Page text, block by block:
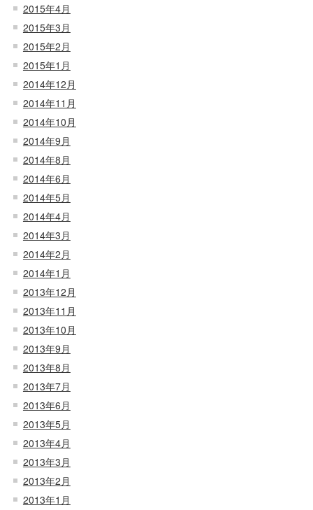
2015年4月
2015年3月
2015年2月
2015年1月
2014年12月
2014年11月
2014年10月
2014年9月
2014年8月
2014年6月
2014年5月
2014年4月
2014年3月
2014年2月
2014年1月
2013年12月
2013年11月
2013年10月
2013年9月
2013年8月
2013年7月
2013年6月
2013年5月
2013年4月
2013年3月
2013年2月
2013年1月